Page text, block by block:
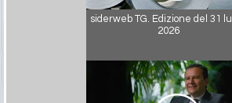
siderweb TG. Edizione del 31
2026